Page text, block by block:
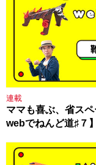
連載
ママも喜ぶ、省ス
webでねんど道♯７】